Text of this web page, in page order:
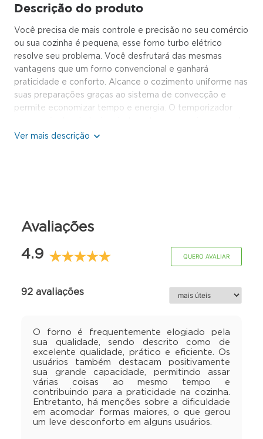
Descrição do produto
Você precisa de mais controle e precisão no seu comércio
ou sua cozinha é pequena, esse forno turbo elétrico
resolve seu problema. Você desfrutará das mesmas
vantagens que um forno convencional e ganhará
praticidade e conforto. Alcance o cozimento uniforme nas
suas preparações graças ao sistema de convecção e
permite economizar tempo e energia. O temporizador
receita. Além disso, com o termostato ajustável, você será
a vida útil do equipamento. A função de convecção utiliza
proporcionando um cozimento rápido e eficiente. Essa
tecnologia é ótimo para assar carnes, pães e bolos com
maciez por dentro. Com a função FastOven, o
exigem pré-aquecimento rápido. A resistência blindada
aumenta a durabilidade, protegendo contra corrosão e
distribuindo o calor uniformemente, além de facilitar a
limpeza.
Características Técnicas:
Capacidade 39 litros útil e 56 litros total
Aviso sonoro de tempo de cozimento e LED indicador de
Avaliações
4.9
QUERO AVALIAR
92 avaliações
O forno é frequentemente elogiado pela
sua qualidade, sendo descrito como de
excelente qualidade, prático e eficiente. Os
usuários também destacam positivamente
sua grande capacidade, permitindo assar
várias coisas ao mesmo tempo e
contribuindo para a praticidade na cozinha.
Entretanto, há menções sobre a dificuldade
em acomodar formas maiores, o que gerou
um leve desconforto em alguns usuários.